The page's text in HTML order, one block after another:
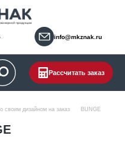
info@mkznak.ru
Рассчитать заказ
своим дизайном на заказ BUNGE